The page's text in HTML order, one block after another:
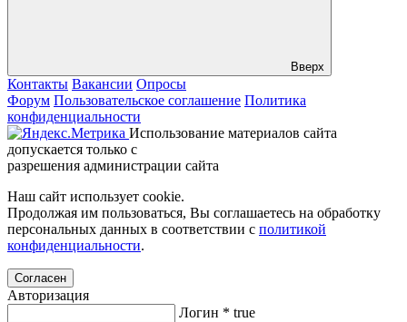
Вверх
Контакты Вакансии Опросы
Форум Пользовательское соглашение Политика
конфиденциальности
Использование материалов сайта
допускается только с
разрешения администрации сайта
Наш сайт использует cookie.
Продолжая им пользоваться, Вы соглашаетесь на обработку
персональных данных в соответствии с политикой
конфиденциальности.
Согласен
Авторизация
Логин * true